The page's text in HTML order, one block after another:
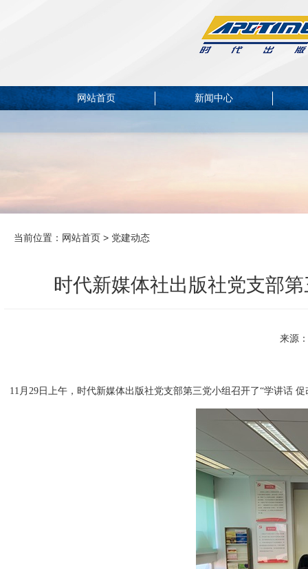
网站首页 新闻中心
当前位置： 网站首页 > 党建动态
时代新媒体社出版社党支部
来源：
11月29日上午，时代新媒体出版社党支部第三党小组召开了“学讲话